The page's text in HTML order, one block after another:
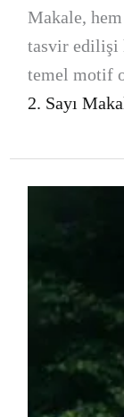
Makale,
tasvir edilişi
temel motif
2. Sayı